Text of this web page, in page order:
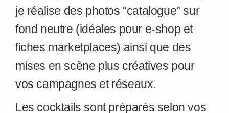
je réalise des photos “catalogue” sur
fond neutre (idéales pour e-shop et
fiches marketplaces) ainsi que des
mises en scène plus créatives pour
vos campagnes et réseaux.
Les cocktails sont préparés selon vos